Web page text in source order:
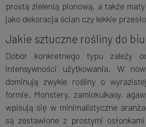
prostą zielenią pionową, a także
jako dekoracja ścian czy lekkie
Jakie sztuczne rośliny do
Dobór konkretnego typu zależy
intensywności użytkowania. W
dominują zwykle rośliny o
formie. Monstery, zamiokulkasy,
wpisują się w minimalistyczne
są zestawione z prostymi